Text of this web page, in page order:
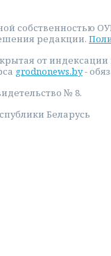
собственностью
редакции.
от
grodnonews.by-
№ 8.
Беларусь